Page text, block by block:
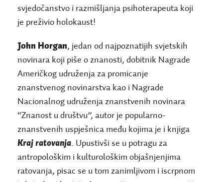
svjedočanstvo i razmišljanja psihoterapeuta koji
je preživio holokaust!
John Horgan, jedan od najpoznatijih svjetskih
novinara koji piše o znanosti, dobitnik Nagrade
Američkog udruženja za promicanje
znanstvenog novinarstva kao i Nagrade
Nacionalnog udruženja znanstvenih novinara
“Znanost u društvu”, autor je popularno-
znanstvenih uspješnica među kojima je i knjiga
Kraj ratovanja. Upustivši se u potragu za
antropološkim i kulturološkim objašnjenjima
ratovanja, pisac se u tom zanimljivom i iscrpnom